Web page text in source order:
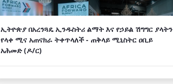
ኢትዮጵያ በአረንጓዴ ኢንዱስትሪ ልማት እና የኃይል ሽግግር ያላትን
የላቀ ሚና አጠናክራ ትቀጥላለች - ጠቅላይ ሚኒስትር ዐቢይ
አሕመድ (ዶ/ር)